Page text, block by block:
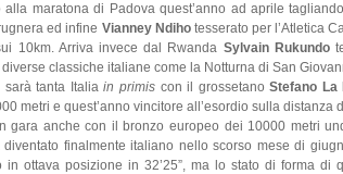
alla maratona di Padova quest’anno ad aprile
ed infine Vianney Ndihotesserato per l’Atletica
10km. Arriva invece dal Rwanda Sylvain Rukundo
classiche italiane come la Notturna di San
sarà tanta Italiain primis con il grossetanoStefano La
metri e quest’anno vincitore all’esordio sulla distanza
gara anche con il bronzo europeo dei 10000 metri
finalmente italiano nello scorso mese di
in ottava posizione in 32’25”, ma lo stato di forma di